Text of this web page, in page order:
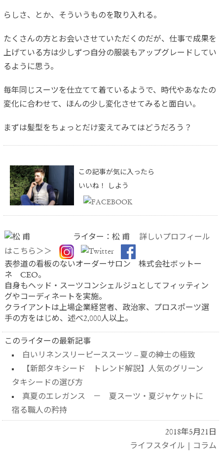
らしさ、とか、そういうものを取り入れる。
たくさんの方とお会いさせていただくのだが、仕事で成果を
上げている方は少しずつ自分の服装もアップグレードしてい
るように思う。
毎年同じスーツを仕立てて着ているようで、時代やあなたの
変化に合わせて、ほんの少し変化させてみると面白い。
まずは髪型をちょっとだけ変えてみてはどうだろう？
この記事が気に入ったら
いいね！ しよう
ライター：松 甫
詳しいプロフィール
はこちら＞＞
表参道の看板のないオーダーサロン 株式会社ボットー
ネ CEO。
自身もヘッド・スーツコンシェルジュとしてフィッティン
グやコーディネートを実施。
クライアントは上場企業経営者、政治家、プロスポーツ選
手の方をはじめ、述べ2,000人以上。
このライターの最新記事
白いリネンスリーピーススーツ – 夏の紳士の極致
【新郎タキシード トレンド解説】人気のグリーン
タキシードの選び方
真夏のエレガンス － 夏スーツ・夏ジャケットに
宿る職人の矜持
2018年5月21日
ライフスタイル
コラム